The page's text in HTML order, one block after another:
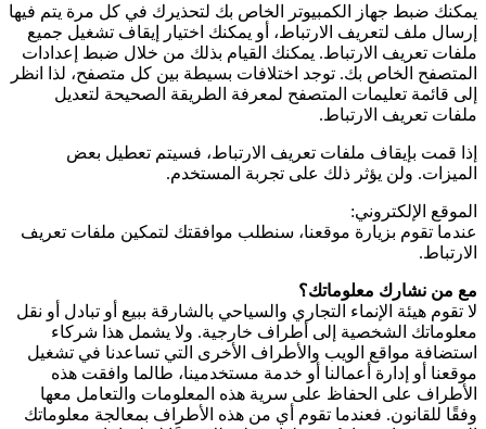
يمكنك ضبط جهاز الكمبيوتر الخاص بك لتحذيرك في كل مرة يتم فيها
إرسال ملف لتعريف الارتباط، أو يمكنك اختيار إيقاف تشغيل جميع
ملفات تعريف الارتباط. يمكنك القيام بذلك من خلال ضبط إعدادات
المتصفح الخاص بك. توجد اختلافات بسيطة بين كل متصفح، لذا انظر
إلى قائمة تعليمات المتصفح لمعرفة الطريقة الصحيحة لتعديل
ملفات تعريف الارتباط.
إذا قمت بإيقاف ملفات تعريف الارتباط، فسيتم تعطيل بعض
الميزات. ولن يؤثر ذلك على تجربة المستخدم.
الموقع الإلكتروني:
عندما تقوم بزيارة موقعنا، سنطلب موافقتك لتمكين ملفات تعريف
الارتباط.
مع من نشارك معلوماتك؟
لا تقوم هيئة الإنماء التجاري والسياحي بالشارقة ببيع أو تبادل أو نقل
معلوماتك الشخصية إلى أطراف خارجية. ولا يشمل هذا شركاء
استضافة مواقع الويب والأطراف الأخرى التي تساعدنا في تشغيل
موقعنا أو إدارة أعمالنا أو خدمة مستخدمينا، طالما وافقت هذه
الأطراف على الحفاظ على سرية هذه المعلومات والتعامل معها
وفقًا للقانون. فعندما تقوم أي من هذه الأطراف بمعالجة معلوماتك